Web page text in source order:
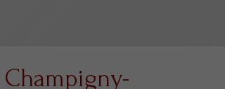
Champigny-